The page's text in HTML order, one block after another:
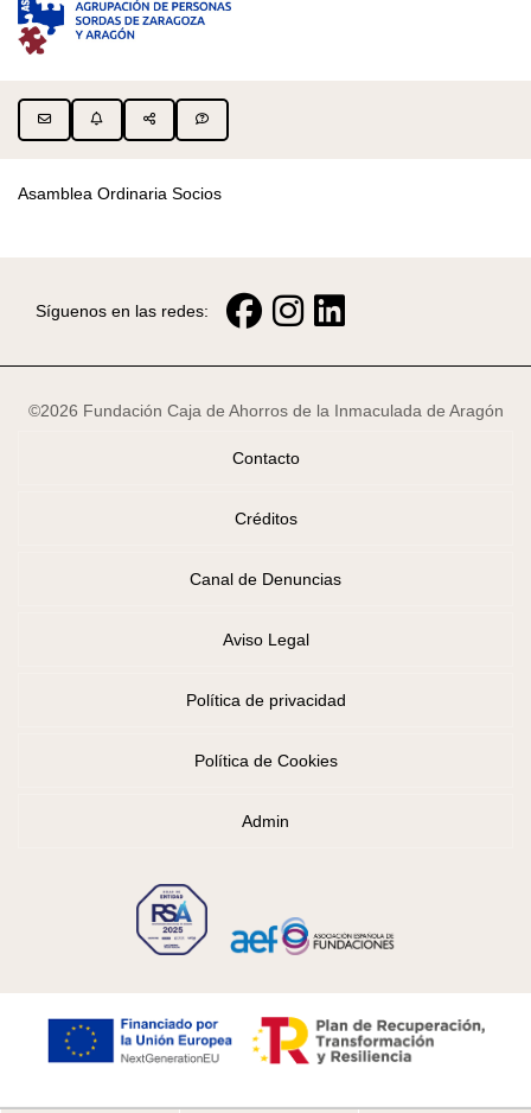
Asamblea Ordinaria Socios
Síguenos en las redes:
©2026 Fundación Caja de Ahorros de la Inmaculada de Aragón
Contacto
Créditos
Canal de Denuncias
Aviso Legal
Política de privacidad
Política de Cookies
Admin